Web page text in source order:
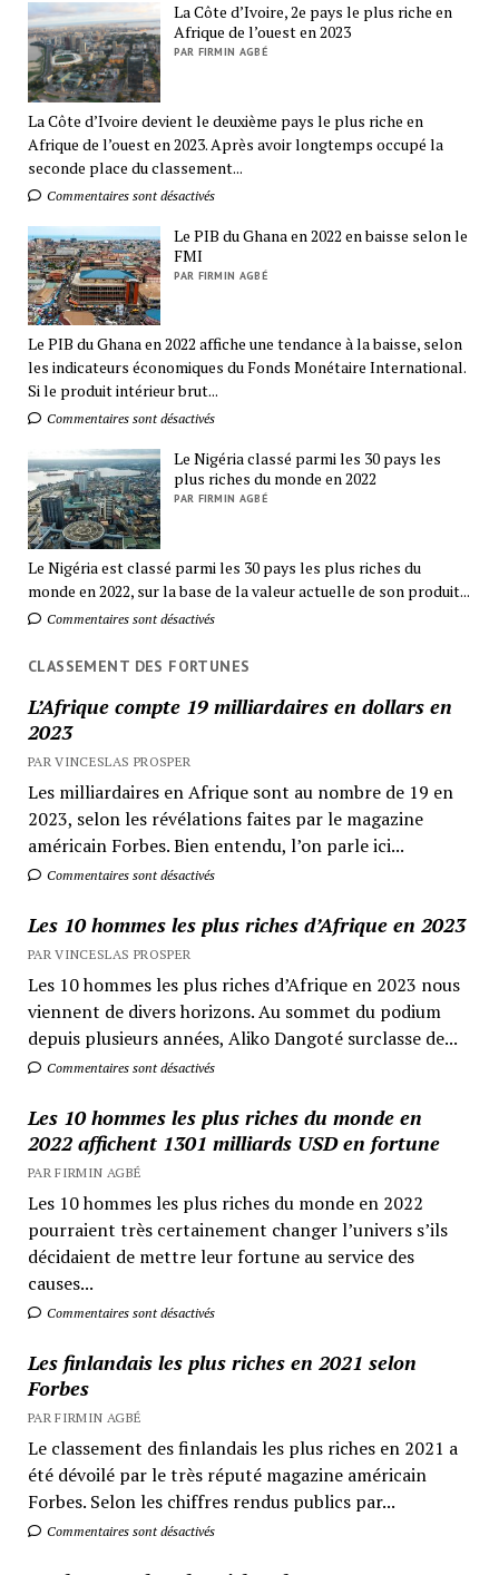
La Côte d’Ivoire, 2e pays le plus riche en
Afrique de l’ouest en 2023
PAR FIRMIN AGBÉ
La Côte d’Ivoire devient le deuxième pays le plus riche en
Afrique de l’ouest en 2023. Après avoir longtemps occupé la
seconde place du classement...
Commentaires sont désactivés
Le PIB du Ghana en 2022 en baisse selon le
FMI
PAR FIRMIN AGBÉ
Le PIB du Ghana en 2022 affiche une tendance à la baisse, selon
les indicateurs économiques du Fonds Monétaire International.
Si le produit intérieur brut...
Commentaires sont désactivés
Le Nigéria classé parmi les 30 pays les
plus riches du monde en 2022
PAR FIRMIN AGBÉ
Le Nigéria est classé parmi les 30 pays les plus riches du
monde en 2022, sur la base de la valeur actuelle de son produit...
Commentaires sont désactivés
CLASSEMENT DES FORTUNES
L’Afrique compte 19 milliardaires en dollars en
2023
PAR VINCESLAS PROSPER
Les milliardaires en Afrique sont au nombre de 19 en
2023, selon les révélations faites par le magazine
américain Forbes. Bien entendu, l’on parle ici...
Commentaires sont désactivés
Les 10 hommes les plus riches d’Afrique en 2023
PAR VINCESLAS PROSPER
Les 10 hommes les plus riches d’Afrique en 2023 nous
viennent de divers horizons. Au sommet du podium
depuis plusieurs années, Aliko Dangoté surclasse de...
Commentaires sont désactivés
Les 10 hommes les plus riches du monde en
2022 affichent 1301 milliards USD en fortune
PAR FIRMIN AGBÉ
Les 10 hommes les plus riches du monde en 2022
pourraient très certainement changer l’univers s’ils
décidaient de mettre leur fortune au service des
causes...
Commentaires sont désactivés
Les finlandais les plus riches en 2021 selon
Forbes
PAR FIRMIN AGBÉ
Le classement des finlandais les plus riches en 2021 a
été dévoilé par le très réputé magazine américain
Forbes. Selon les chiffres rendus publics par...
Commentaires sont désactivés